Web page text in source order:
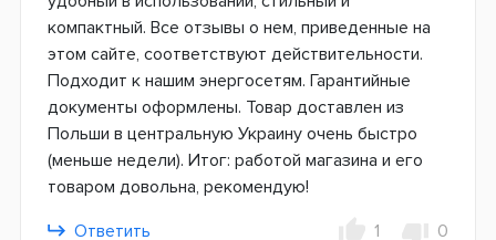
компактный. Все отзывы о нем, приведенные на
этом сайте, соответствуют действительности.
Подходит к нашим энергосетям. Гарантийные
документы оформлены. Товар доставлен из
Польши в центральную Украину очень быстро
(меньше недели). Итог: работой магазина и его
товаром довольна, рекомендую!
Ответить
1 0